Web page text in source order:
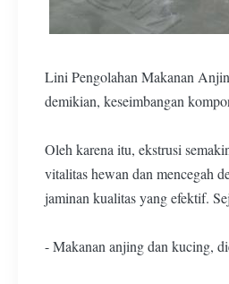
Lini Pengolahan Makanan
demikian, keseimbangan
Oleh karena itu, ekstrusi
vitalitas hewan dan mencegah
jaminan kualitas yang efektif.
- Makanan anjing dan kucing,